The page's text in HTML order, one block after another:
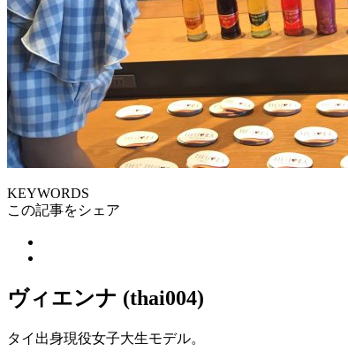
KEYWORDS
この記事をシェア
ヴィエンナ (thai004)
タイ出身現役女子大生モデル。